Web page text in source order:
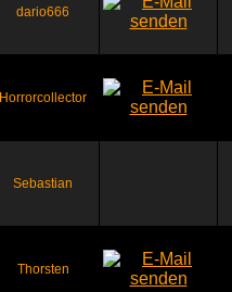
dario666
Horrorcollector
Sebastian
Thorsten